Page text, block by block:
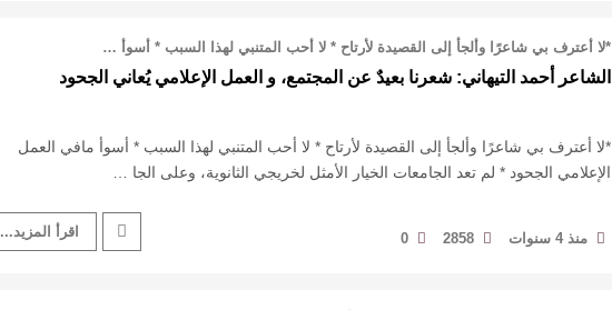
*لا أعترف بي شاعرًا وألجأ إلى القصيدة لأرتاح * لا أحب المتنبي لهذا السبب * أسوأ …
الشاعر أحمد التيهاني: شعرنا بعيدٌ عن المجتمع، و العمل الإعلامي يُعاني الجحود
*لا أعترف بي شاعرًا وألجأ إلى القصيدة لأرتاح * لا أحب المتنبي لهذا السبب * أسوأ مافي العمل
الإعلامي الجحود * لم تعد الجامعات الخيار الأمثل لخريجي الثانوية، وعلى الجا …
منذ 4 سنوات 2858
0 اقرأ المزيد...